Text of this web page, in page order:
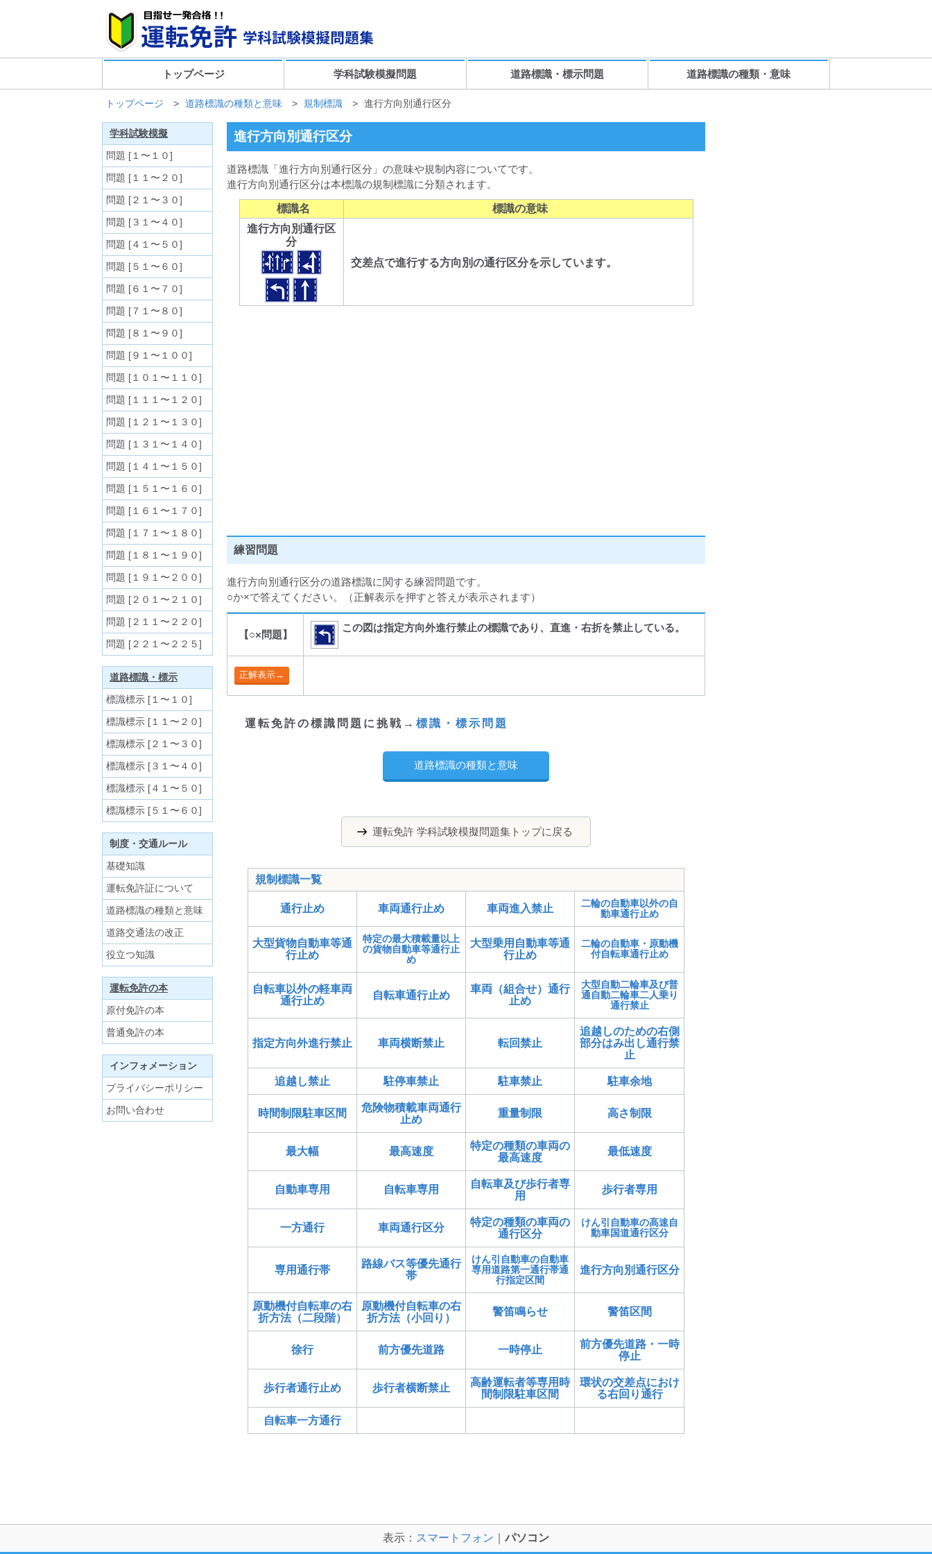
トップページ 学科試験模擬問題 道路標識・標示問題 道路標識の種類・意味
トップページ > 道路標識の種類と意味 > 規制標識 > 進行方向別通行区分
進行方向別通行区分
道路標識「進行方向別通行区分」の意味や規制内容についてです。
進行方向別通行区分は本標識の規制標識に分類されます。
標識名
標識の意味
進行方向別通行区
分
交差点で進行する方向別の通行区分を示しています。
練習問題
進行方向別通行区分の道路標識に関する練習問題です。
○か×で答えてください。（正解表示を押すと答えが表示されます）
【○×問題】
この図は指定方向外進行禁止の標識であり、直進・右折を禁止している。
運転免許の標識問題に挑戦→ 標識・標示問題
道路標識の種類と意味
運転免許 学科試験模擬問題集トップに戻る
規制標識一覧
通行止め 車両通行止め 車両進入禁止
二輪の自動車以外の自
動車通行止め
大型貨物自動車等通
行止め
特定の最大積載量以上
の貨物自動車等通行止
め
大型乗用自動車等通
行止め
二輪の自動車・原動機
付自転車通行止め
自転車以外の軽車両
通行止め
自転車通行止め
車両（組合せ）通行
止め
大型自動二輪車及び普
通自動二輪車二人乗り
通行禁止
指定方向外進行禁止 車両横断禁止 転回禁止
追越しのための右側
部分はみ出し通行禁
止
追越し禁止 駐停車禁止 駐車禁止 駐車余地
時間制限駐車区間
危険物積載車両通行
止め
重量制限 高さ制限
最大幅 最高速度
特定の種類の車両の
最高速度
最低速度
自動車専用 自転車専用
自転車及び歩行者専
用
歩行者専用
一方通行 車両通行区分
特定の種類の車両の
通行区分
けん引自動車の高速自
動車国道通行区分
専用通行帯
路線バス等優先通行
帯
けん引自動車の自動車
専用道路第一通行帯通
行指定区間
進行方向別通行区分
原動機付自転車の右
折方法（二段階）
原動機付自転車の右
折方法（小回り）
警笛鳴らせ 警笛区間
徐行 前方優先道路 一時停止
前方優先道路・一時
停止
歩行者通行止め 歩行者横断禁止
高齢運転者等専用時
間制限駐車区間
環状の交差点におけ
る右回り通行
自転車一方通行
学科試験模擬
問題 [１〜１０]
問題 [１１〜２０]
問題 [２１〜３０]
問題 [３１〜４０]
問題 [４１〜５０]
問題 [５１〜６０]
問題 [６１〜７０]
問題 [７１〜８０]
問題 [８１〜９０]
問題 [９１〜１００]
問題 [１０１〜１１０]
問題 [１１１〜１２０]
問題 [１２１〜１３０]
問題 [１３１〜１４０]
問題 [１４１〜１５０]
問題 [１５１〜１６０]
問題 [１６１〜１７０]
問題 [１７１〜１８０]
問題 [１８１〜１９０]
問題 [１９１〜２００]
問題 [２０１〜２１０]
問題 [２１１〜２２０]
問題 [２２１〜２２５]
道路標識・標示
標識標示 [１〜１０]
標識標示 [１１〜２０]
標識標示 [２１〜３０]
標識標示 [３１〜４０]
標識標示 [４１〜５０]
標識標示 [５１〜６０]
制度・交通ルール
基礎知識
運転免許証について
道路標識の種類と意味
道路交通法の改正
役立つ知識
運転免許の本
原付免許の本
普通免許の本
インフォメーション
プライバシーポリシー
お問い合わせ
表示： スマートフォン パソコン